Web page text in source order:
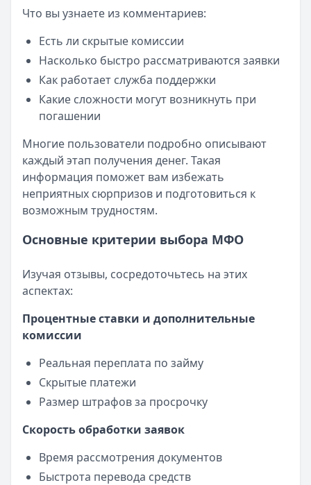
Что вы узнаете из комментариев:
Есть ли скрытые комиссии
Насколько быстро рассматриваются заявки
Как работает служба поддержки
Какие сложности могут возникнуть при
погашении
Многие пользователи подробно описывают
каждый этап получения денег. Такая
информация поможет вам избежать
неприятных сюрпризов и подготовиться к
возможным трудностям.
Основные критерии выбора МФО
Изучая отзывы, сосредоточьтесь на этих
аспектах:
Процентные ставки и дополнительные
комиссии
Реальная переплата по займу
Скрытые платежи
Размер штрафов за просрочку
Скорость обработки заявок
Время рассмотрения документов
Быстрота перевода средств